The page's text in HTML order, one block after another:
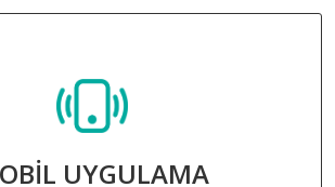
UYGULAMA